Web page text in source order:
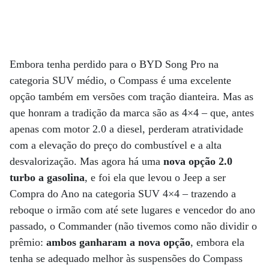
Embora tenha perdido para o BYD Song Pro na
categoria SUV médio, o Compass é uma excelente
opção também em versões com tração dianteira. Mas as
que honram a tradição da marca são as 4×4 – que, antes
apenas com motor 2.0 a diesel, perderam atratividade
com a elevação do preço do combustível e a alta
desvalorização. Mas agora há uma nova opção 2.0
turbo a gasolina, e foi ela que levou o Jeep a ser
Compra do Ano na categoria SUV 4×4 – trazendo a
reboque o irmão com até sete lugares e vencedor do ano
passado, o Commander (não tivemos como não dividir o
prêmio: ambos ganharam a nova opção, embora ela
tenha se adequado melhor às suspensões do Compass